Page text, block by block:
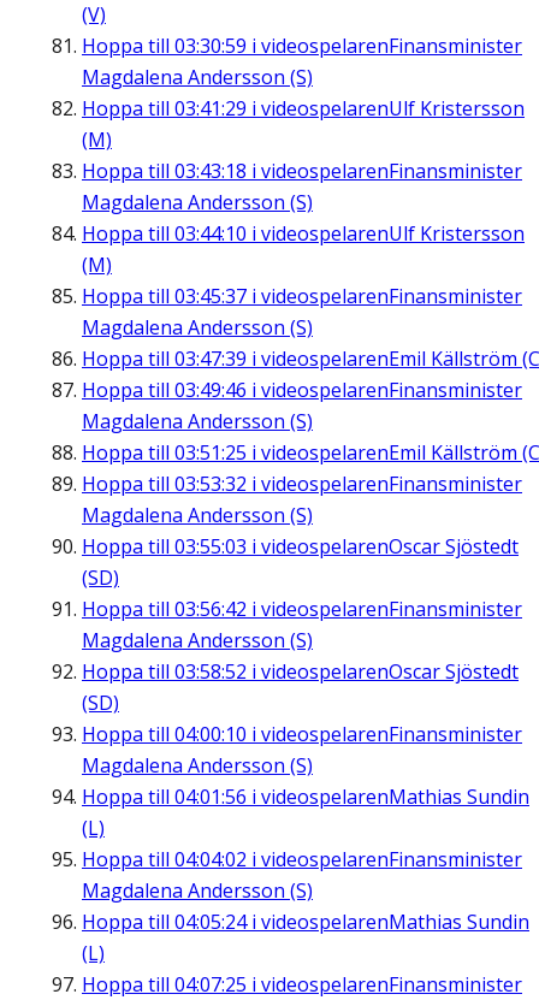
(V)
Hoppa till 03:30:59 i videospelarenFinansminister
Magdalena Andersson (S)
Hoppa till 03:41:29 i videospelarenUlf Kristersson
(M)
Hoppa till 03:43:18 i videospelarenFinansminister
Magdalena Andersson (S)
Hoppa till 03:44:10 i videospelarenUlf Kristersson
(M)
Hoppa till 03:45:37 i videospelarenFinansminister
Magdalena Andersson (S)
Hoppa till 03:47:39 i videospelarenEmil Källström
Hoppa till 03:49:46 i videospelarenFinansminister
Magdalena Andersson (S)
Hoppa till 03:51:25 i videospelarenEmil Källström
Hoppa till 03:53:32 i videospelarenFinansminister
Magdalena Andersson (S)
Hoppa till 03:55:03 i videospelarenOscar Sjöstedt
(SD)
Hoppa till 03:56:42 i videospelarenFinansminister
Magdalena Andersson (S)
Hoppa till 03:58:52 i videospelarenOscar Sjöstedt
(SD)
Hoppa till 04:00:10 i videospelarenFinansminister
Magdalena Andersson (S)
Hoppa till 04:01:56 i videospelarenMathias Sundin
(L)
Hoppa till 04:04:02 i videospelarenFinansminister
Magdalena Andersson (S)
Hoppa till 04:05:24i videospelarenMathias Sundin
(L)
Hoppa till 04:07:25 i videospelarenFinansminister